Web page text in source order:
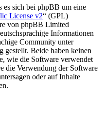
es sich bei phpBB um eine
License v2“ (GPL)
von phpBB Limited
Informationen
Community unter
gestellt. Beide haben keinen
wie die Software verwendet
die Verwendung der Software
oder auf Inhalte